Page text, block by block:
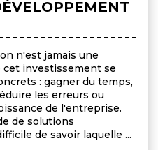
n'est jamais une
cet investissement se
: gagner du temps,
les erreurs ou
de l'entreprise.
de solutions
de savoir laquelle ...